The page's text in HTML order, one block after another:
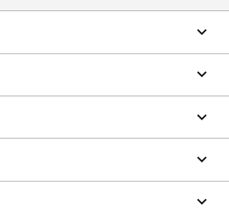
keyboard_arrow_down
keyboard_arrow_down
keyboard_arrow_down
keyboard_arrow_down
keyboard_arrow_down